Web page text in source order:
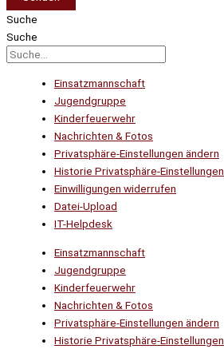
Suche
Suche
Einsatzmannschaft
Jugendgruppe
Kinderfeuerwehr
Nachrichten & Fotos
Privatsphäre-Einstellungen ändern
Historie Privatsphäre-Einstellungen
Einwilligungen widerrufen
Datei-Upload
IT-Helpdesk
Einsatzmannschaft
Jugendgruppe
Kinderfeuerwehr
Nachrichten & Fotos
Privatsphäre-Einstellungen ändern
Historie Privatsphäre-Einstellungen